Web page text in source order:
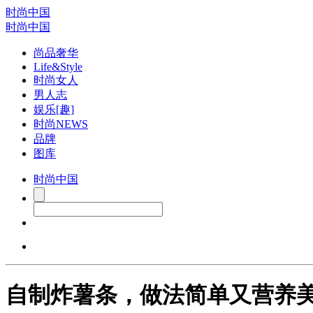
时尚中国
时尚中国
尚品奢华
Life&Style
时尚女人
男人志
娱乐[趣]
时尚NEWS
品牌
图库
时尚中国
自制炸薯条，做法简单又营养